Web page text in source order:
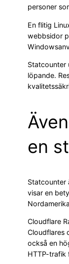
personer
En flitig
webbsidor
Statcounter
löpande.
en
Statcounter
visar en
Cloudflare
Cloudflares
också en
HTTP-trafik